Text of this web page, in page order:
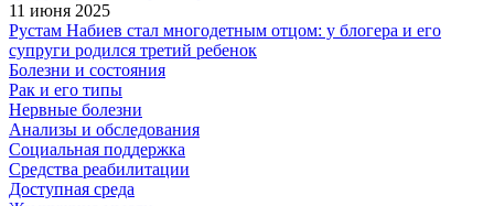
11 июня 2025
Рустам Набиев стал многодетным отцом: у блогера и его
супруги родился третий ребенок
Болезни и состояния
Рак и его типы
Нервные болезни
Анализы и обследования
Социальная поддержка
Средства реабилитации
Доступная среда